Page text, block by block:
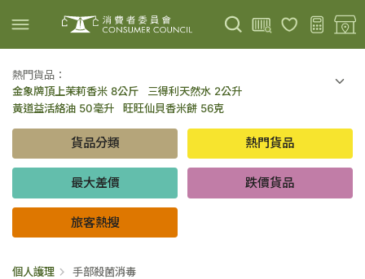
上載圖片 掃描條碼
熱門貨品：
金象牌頂上茉莉香米 8公斤
三得利天然水 2公升
黃道益活絡油 50毫升
旺旺仙貝香米餅 56克
百勝廚新加坡叻沙拉麵 144克
倍樂醇乳酪飲品 - 藍莓 65毫升 x 6
金象牌頂上茉莉香米 5公斤
低鹽/無鹽/低糖/無糖食品
貨品分類 熱門貨品
最大差價 跌價貨品
旅客熱搜
個人護理 手部殺菌消毒